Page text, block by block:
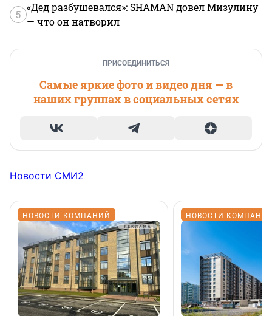
5
«Дед разбушевался»: SHAMAN довел Мизулину
— что он натворил
ПРИСОЕДИНИТЬСЯ
Самые яркие фото и видео дня — в
наших группах в социальных сетях
Новости СМИ2
НОВОСТИ КОМПАНИЙ НОВОСТИ